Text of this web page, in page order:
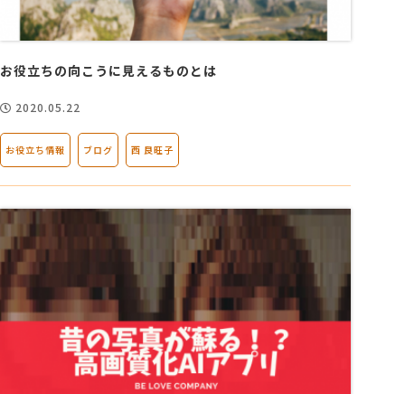
アクセス
採用情報
お問い合わせ
お役立ちの向こうに見えるものとは
2020.05.22
お役立ち情報 ブログ 西 良旺子